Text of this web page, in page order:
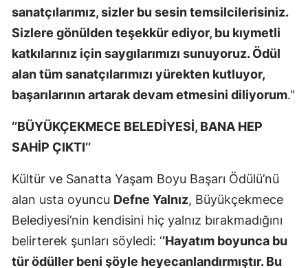
sanatçılarımız, sizler bu sesin temsilcilerisiniz.
Sizlere gönülden teşekkür ediyor, bu kıymetli
katkılarınız için saygılarımızı sunuyoruz. Ödül
alan tüm sanatçılarımızı yürekten kutluyor,
başarılarının artarak devam etmesini diliyorum."
‘’BÜYÜKÇEKMECE BELEDİYESİ, BANA HEP
SAHİP ÇIKTI’’
Kültür ve Sanatta Yaşam Boyu Başarı Ödülü’nü
alan usta oyuncu Defne Yalnız, Büyükçekmece
Belediyesi’nin kendisini hiç yalnız bırakmadığını
belirterek şunları söyledi: ‘’Hayatım boyunca bu
tür ödüller beni şöyle heyecanlandırmıştır. Bu